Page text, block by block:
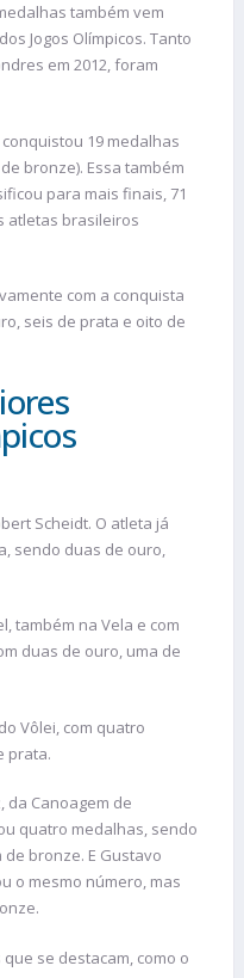
também vem
Jogos Olímpicos. Tanto
em 2012, foram
conquistou 19 medalhas
bronze). Essa também
para mais finais, 71
atletas brasileiros
com a conquista
seis de prata e oito de
Scheidt. O atleta já
sendo duas de ouro,
também na Vela e com
duas de ouro, uma de
Vôlei, com quatro
prata.
da Canoagem de
quatro medalhas, sendo
bronze. E Gustavo
o mesmo número, mas
se destacam, como o